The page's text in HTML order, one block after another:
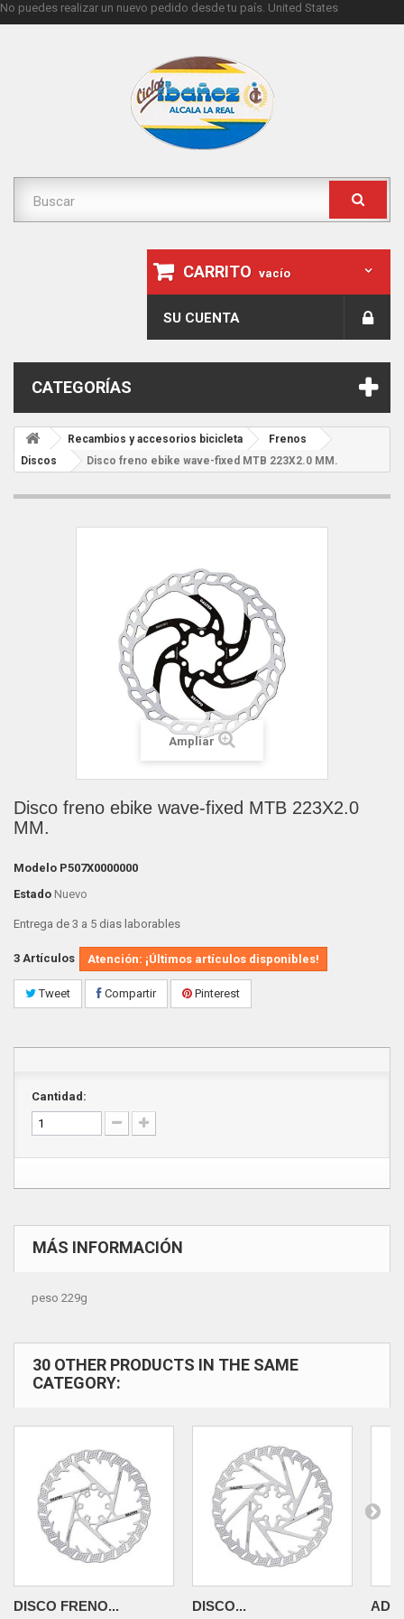
No puedes realizar un nuevo pedido desde tu país. United States
CARRITO vacío
SU CUENTA
CATEGORÍAS
Recambios y accesorios bicicleta
Frenos
Discos
Disco freno ebike wave-fixed MTB 223X2.0 MM.
Ampliar
Disco freno ebike wave-fixed MTB 223X2.0
MM.
Modelo P507X0000000
Estado Nuevo
Entrega de 3 a 5 dias laborables
3 Artículos Atención: ¡Últimos artículos disponibles!
Tweet Compartir Pinterest
Cantidad:
MÁS INFORMACIÓN
peso 229g
30 OTHER PRODUCTS IN THE SAME
CATEGORY:
DISCO FRENO... DISCO...